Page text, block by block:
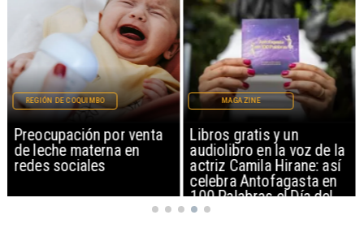
Preocupación por venta
de leche materna en
redes sociales
REGIÓN DE COQUIMBO
Libros gratis y un
audiolibro en la voz de la
actriz Camila Hirane: así
celebra Antofagasta en
100 Palabras el Día del
Patrimonio
MAGAZINE